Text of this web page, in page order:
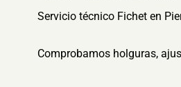
Servicio técnico Fichet en
Comprobamos holguras,